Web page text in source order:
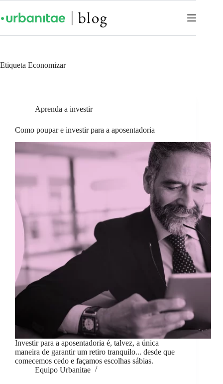
Etiqueta Economizar
Aprenda a investir
Como poupar e investir para a aposentadoria
Investir para a aposentadoria é, talvez, a única
maneira de garantir um retiro tranquilo... desde que
comecemos cedo e façamos escolhas sábias.
Equipo Urbanitae